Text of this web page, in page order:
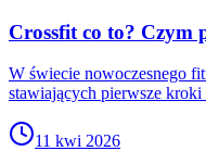
Crossfit co to? Czym
W świecie nowoczesnego
stawiających pierwsze kroki
11 kwi 2026